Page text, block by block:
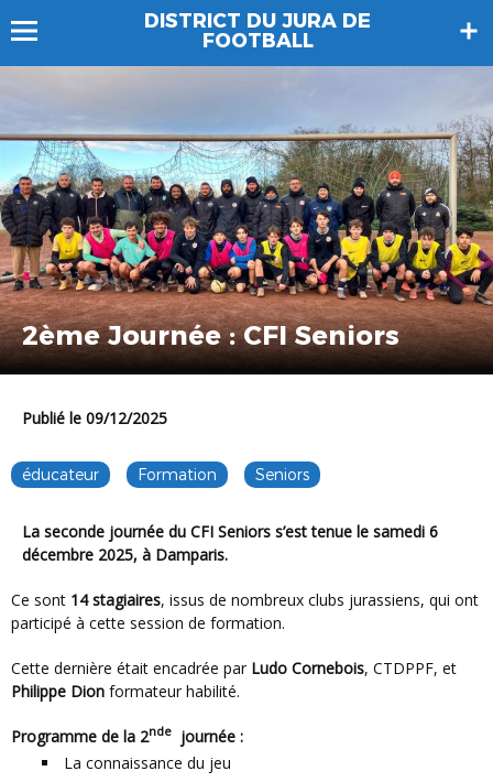
DISTRICT DU JURA DE
FOOTBALL
2ème Journée : CFI Seniors
Publié le 09/12/2025
éducateur Formation Seniors
La seconde journée du CFI Seniors s’est tenue le samedi 6
décembre 2025, à Damparis.
Ce sont 14 stagiaires, issus de nombreux clubs jurassiens, qui ont
participé à cette session de formation.
Cette dernière était encadrée par Ludo Cornebois, CTDPPF, et
Philippe Dion formateur habilité.
Programme de la 2nde journée :
La connaissance du jeu